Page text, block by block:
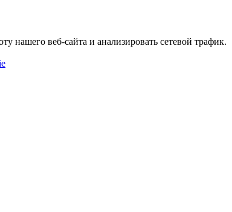
нашего веб-сайта и анализировать сетевой трафик.